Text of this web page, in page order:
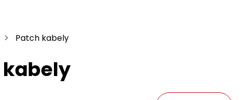
Patch kabely